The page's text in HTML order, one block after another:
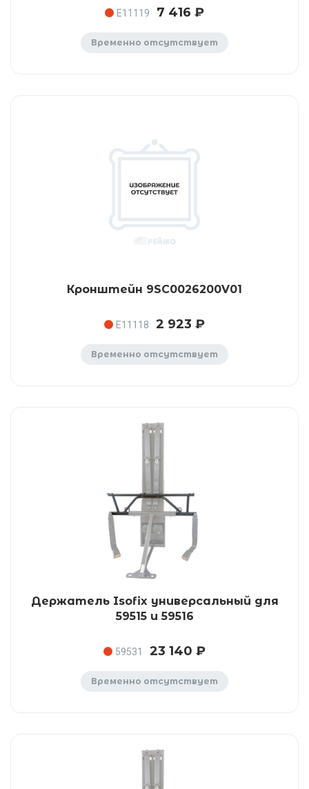
E11119 7 416 ₽
Временно отсутствует
Кронштейн 9SC0026200V01
E11118 2 923 ₽
Временно отсутствует
Держатель Isofix универсальный для
59515 и 59516
59531 23 140 ₽
Временно отсутствует